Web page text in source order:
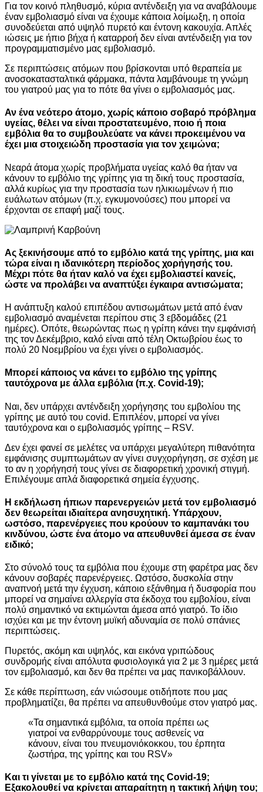
Για τον κοινό πληθυσμό, κύρια αντένδειξη για να αναβάλουμε
έναν εμβολιασμό είναι να έχουμε κάποια λοίμωξη, η οποία
συνοδεύεται από υψηλό πυρετό και έντονη κακουχία. Απλές
ιώσεις με ήπιο βήχα ή καταρροή δεν είναι αντένδειξη για τον
προγραμματισμένο μας εμβολιασμό.
Σε περιπτώσεις ατόμων που βρίσκονται υπό θεραπεία με
ανοσοκατασταλτικά φάρμακα, πάντα λαμβάνουμε τη γνώμη
του γιατρού μας για το πότε θα γίνει ο εμβολιασμός μας.
Αν ένα νεότερο άτομο, χωρίς κάποιο σοβαρό πρόβλημα
υγείας, θέλει να είναι προστατευμένο, ποιο ή ποια
εμβόλια θα το συμβουλεύατε να κάνει προκειμένου να
έχει μια στοιχειώδη προστασία για τον χειμώνα;
Νεαρά άτομα χωρίς προβλήματα υγείας καλό θα ήταν να
κάνουν το εμβόλιο της γρίπης για τη δική τους προστασία,
αλλά κυρίως για την προστασία των ηλικιωμένων ή πιο
ευάλωτων ατόμων (π.χ. εγκυμονούσες) που μπορεί να
έρχονται σε επαφή μαζί τους.
Ας ξεκινήσουμε από το εμβόλιο κατά της γρίπης, μια και
τώρα είναι η ιδανικότερη περίοδος χορήγησής του.
Μέχρι πότε θα ήταν καλό να έχει εμβολιαστεί κανείς,
ώστε να προλάβει να αναπτύξει έγκαιρα αντισώματα;
Η ανάπτυξη καλού επιπέδου αντισωμάτων μετά από έναν
εμβολιασμό αναμένεται περίπου στις 3 εβδομάδες (21
ημέρες). Οπότε, θεωρώντας πως η γρίπη κάνει την εμφάνισή
της τον Δεκέμβριο, καλό είναι από τέλη Οκτωβρίου έως το
πολύ 20 Νοεμβρίου να έχει γίνει ο εμβολιασμός.
Μπορεί κάποιος να κάνει το εμβόλιο της γρίπης
ταυτόχρονα με άλλα εμβόλια (π.χ. Covid-19);
Ναι, δεν υπάρχει αντένδειξη χορήγησης του εμβολίου της
γρίπης με αυτό του covid. Επιπλέον, μπορεί να γίνει
ταυτόχρονα και ο εμβολιασμός γρίπης – RSV.
Δεν έχει φανεί σε μελέτες να υπάρχει μεγαλύτερη πιθανότητα
εμφάνισης συμπτωμάτων αν γίνει συγχορήγηση, σε σχέση με
το αν η χορήγησή τους γίνει σε διαφορετική χρονική στιγμή.
Επιλέγουμε απλά διαφορετικά σημεία έγχυσης.
Η εκδήλωση ήπιων παρενεργειών μετά τον εμβολιασμό
δεν θεωρείται ιδιαίτερα ανησυχητική. Υπάρχουν,
ωστόσο, παρενέργειες που κρούουν το καμπανάκι του
κινδύνου, ώστε ένα άτομο να απευθυνθεί άμεσα σε έναν
ειδικό;
Στο σύνολό τους τα εμβόλια που έχουμε στη φαρέτρα μας δεν
κάνουν σοβαρές παρενέργειες. Ωστόσο, δυσκολία στην
αναπνοή μετά την έγχυση, κάποιο εξάνθημα ή δυσφορία που
μπορεί να σημαίνει αλλεργία στα έκδοχα του εμβολίου, είναι
πολύ σημαντικό να εκτιμώνται άμεσα από γιατρό. Το ίδιο
ισχύει και με την έντονη μυϊκή αδυναμία σε πολύ σπάνιες
περιπτώσεις.
Πυρετός, ακόμη και υψηλός, και εικόνα γριπώδους
συνδρομής είναι απόλυτα φυσιολογικά για 2 με 3 ημέρες μετά
τον εμβολιασμό, και δεν θα πρέπει να μας πανικοβάλλουν.
Σε κάθε περίπτωση, εάν νιώσουμε οτιδήποτε που μας
προβληματίζει, θα πρέπει να απευθυνθούμε στον γιατρό μας.
«Τα σηµαντικά εµβόλια, τα οποία πρέπει ως
γιατροί να ενθαρρύνουµε τους ασθενείς να
κάνουν, είναι του πνευµονιόκοκκου, του έρπητα
ζωστήρα, της γρίπης και του RSV»
Και τι γίνεται με το εμβόλιο κατά της Covid-19;
Εξακολουθεί να κρίνεται απαραίτητη η τακτική λήψη του;